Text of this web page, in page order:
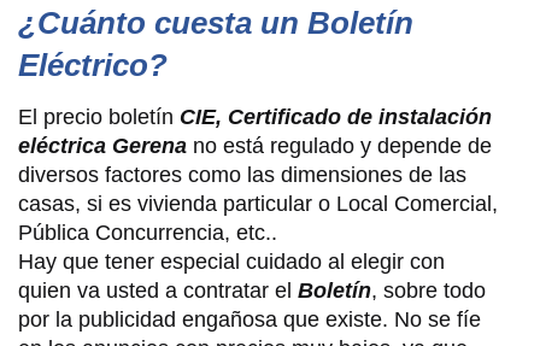
¿Cuánto cuesta un Boletín
Eléctrico?
El precio boletín CIE, Certificado de instalación
eléctrica Gerena no está regulado y depende de
diversos factores como las dimensiones de las
casas, si es vivienda particular o Local Comercial,
Pública Concurrencia, etc..
Hay que tener especial cuidado al elegir con
quien va usted a contratar el Boletín, sobre todo
por la publicidad engañosa que existe. No se fíe